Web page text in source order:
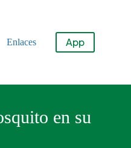
Enlaces App
en su